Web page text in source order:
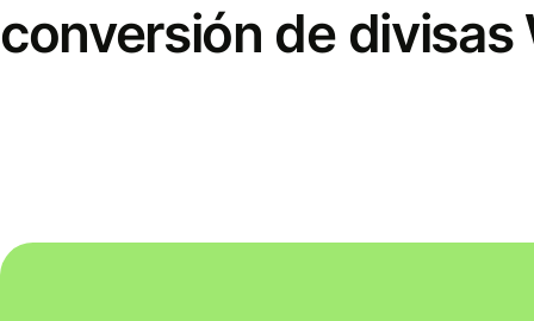
conversión de divisas